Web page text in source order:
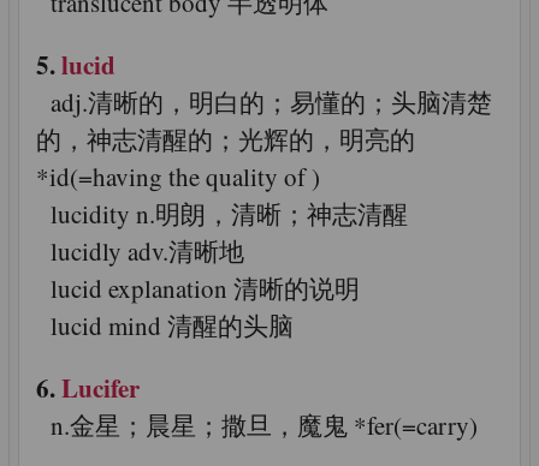
5.lucid
adj.清晰的，明白的；易懂的；头脑清楚
的，神志清醒的；光辉的，明亮的
*id(=having the quality of )
lucidity n.明朗，清晰；神志清醒
lucidly adv.清晰地
lucid explanation 清晰的说明
lucid mind 清醒的头脑
6.Lucifer
n.金星；晨星；撒旦，魔鬼 *fer(=carry)